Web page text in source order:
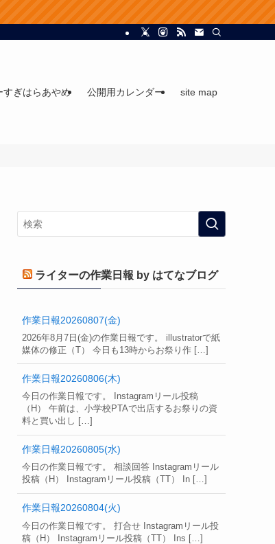
すぎはらあやめ 公開用カレンダー site map
ライターの作業日報 by はてなブログ
作業日報20260807(金)
2026年8月7日(金)の作業日報です。 illustratorで紙
媒体の修正（T） 今日も13時からお祭り作 […]
作業日報20260806(木)
今日の作業日報です。 Instagramリール投稿
（H） 午前は、小学校PTAで出店するお祭りの資
料と買い出し […]
作業日報20260805(水)
今日の作業日報です。 相談回答 Instagramリール
投稿（H） Instagramリール投稿（TT） In […]
作業日報20260804(火)
今日の作業日報です。 打合せ Instagramリール投
稿（H） Instagramリール投稿（TT） Ins […]